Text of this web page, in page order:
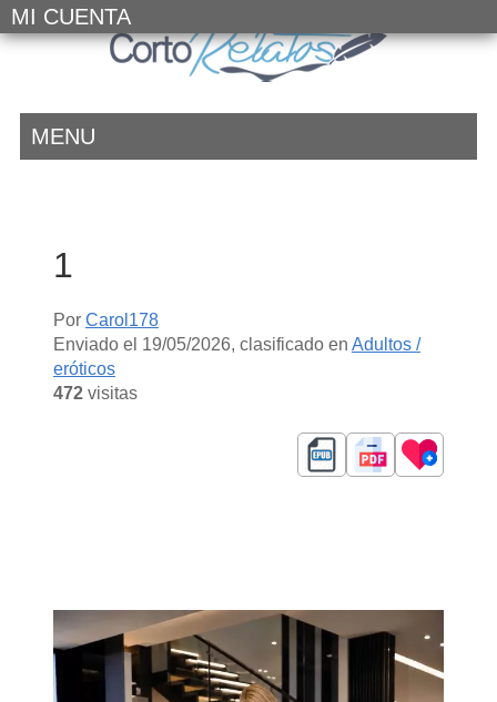
MI CUENTA
MENU
1
Por Carol178
Enviado el 19/05/2026, clasificado en Adultos /
eróticos
472visitas